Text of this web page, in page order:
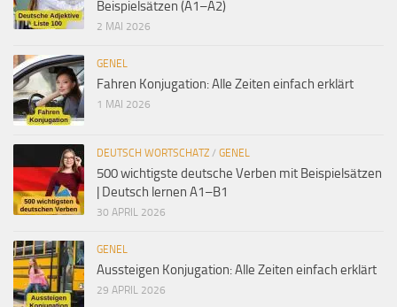
Beispielsätzen (A1–A2)
2 MAI 2026
GENEL
Fahren Konjugation: Alle Zeiten einfach erklärt
1 MAI 2026
DEUTSCH WORTSCHATZ / GENEL
500 wichtigste deutsche Verben mit Beispielsätzen
| Deutsch lernen A1–B1
30 APRIL 2026
GENEL
Aussteigen Konjugation: Alle Zeiten einfach erklärt
29 APRIL 2026